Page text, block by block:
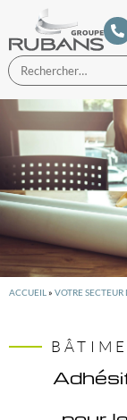
ACCUEIL » VOTRE SECTEUR